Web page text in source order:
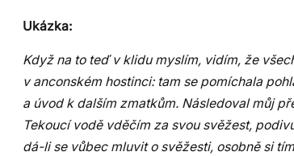
Ukázka:
Když na to teď v klidu myslím, vidím, že
v anconském hostinci: tam se pomíchala
a úvod k dalším zmatkům. Následoval můj
Tekoucí vodě vděčím za svou svěžest,
dá-li se vůbec mluvit o svěžesti, osobně si